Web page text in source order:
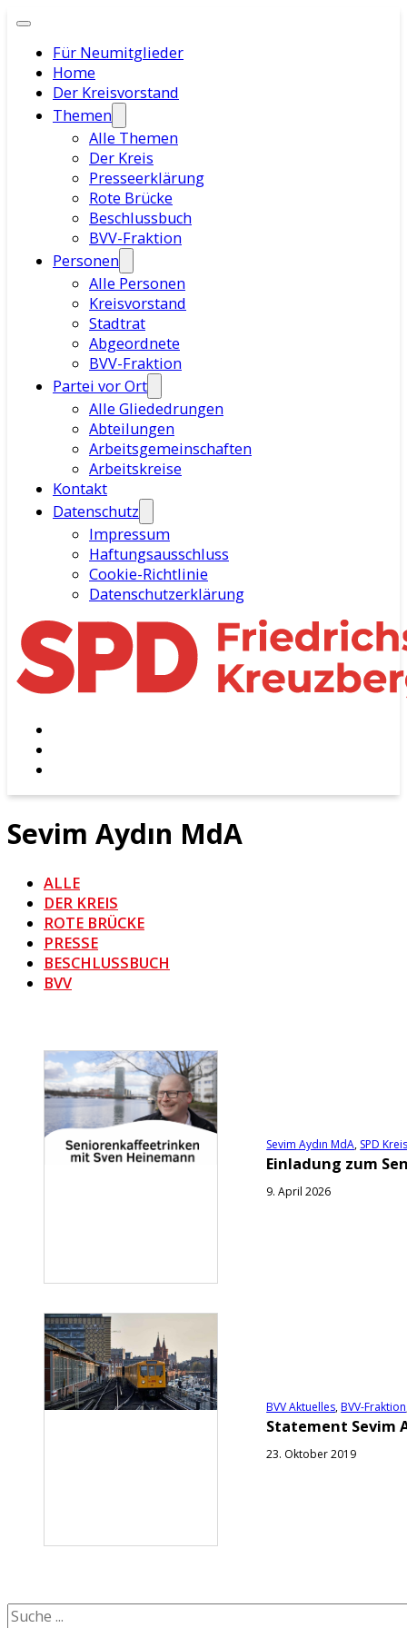
Für Neumitglieder
Home
Der Kreisvorstand
Themen
Alle Themen
Der Kreis
Presseerklärung
Rote Brücke
Beschlussbuch
BVV-Fraktion
Personen
Alle Personen
Kreisvorstand
Stadtrat
Abgeordnete
BVV-Fraktion
Partei vor Ort
Alle Gliededrungen
Abteilungen
Arbeitsgemeinschaften
Arbeitskreise
Kontakt
Datenschutz
Impressum
Haftungsausschluss
Cookie-Richtlinie
Datenschutzerklärung
Sevim Aydın MdA
ALLE
DER KREIS
ROTE BRÜCKE
PRESSE
BESCHLUSSBUCH
BVV
Sevim Aydın MdA, SPD
Einladung zum
9. April 2026
BVV Aktuelles,BVV-Fraktion
Statement Sevim
23. Oktober 2019
Suchen